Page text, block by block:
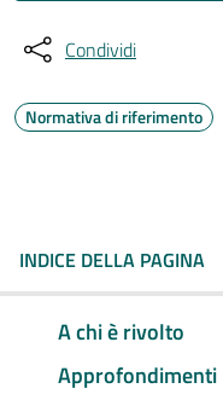
Condividi
Normativa di riferimento
INDICE DELLA PAGINA
A chi è rivolto
Approfondimenti